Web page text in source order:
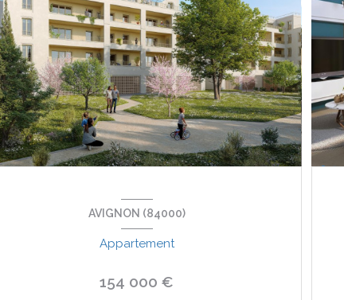
AVIGNON (84000)
Appartement
154 000 €